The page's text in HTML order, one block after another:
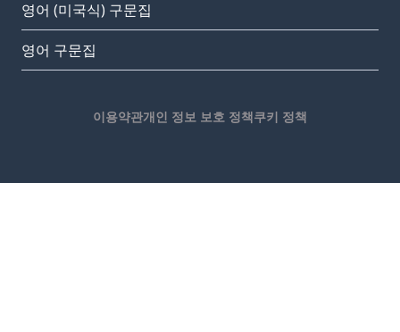
영어 (미국식) 구문집
영어 구문집
이용약관개인 정보 보호 정책쿠키 정책